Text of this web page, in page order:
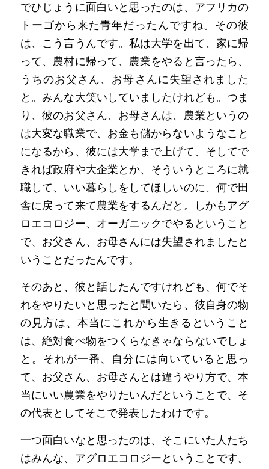
でひじょうに面白いと思ったのは、アフリカの
トーゴから来た青年だったんですね。その彼
は、こう言うんです。私は大学を出て、家に帰
って、農村に帰って、農業をやると言ったら、
うちのお父さん、お母さんに失望されました
と。みんな大笑いしていましたけれども。つま
り、彼のお父さん、お母さんは、農業というの
は大変な職業で、お金も儲からないようなこと
になるから、彼には大学まで上げて、そしてで
きれば政府や大企業とか、そういうところに就
職して、いい暮らしをしてほしいのに、何で田
舎に戻って来て農業をするんだと。しかもアグ
ロエコロジー、オーガニックでやるということ
で、お父さん、お母さんには失望されましたと
いうことだったんです。
そのあと、彼と話したんですけれども、何でそ
れをやりたいと思ったと聞いたら、彼自身の物
の見方は、本当にこれから生きるということ
は、絶対食べ物をつくらなきゃならないでしょ
と。それが一番、自分には向いていると思っ
て、お父さん、お母さんとは違うやり方で、本
当にいい農業をやりたいんだということで、そ
の代表としてそこで発表したわけです。
一つ面白いなと思ったのは、そこにいた人たち
はみんな、アグロエコロジーということです。